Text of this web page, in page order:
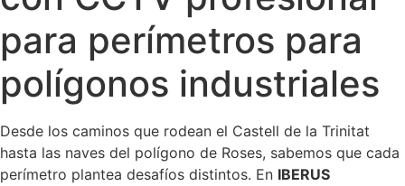
para perímetros para
polígonos industriales
Desde los caminos que rodean el Castell de la Trinitat
hasta las naves del polígono de Roses, sabemos que cada
perímetro plantea desafíos distintos. En IBERUS